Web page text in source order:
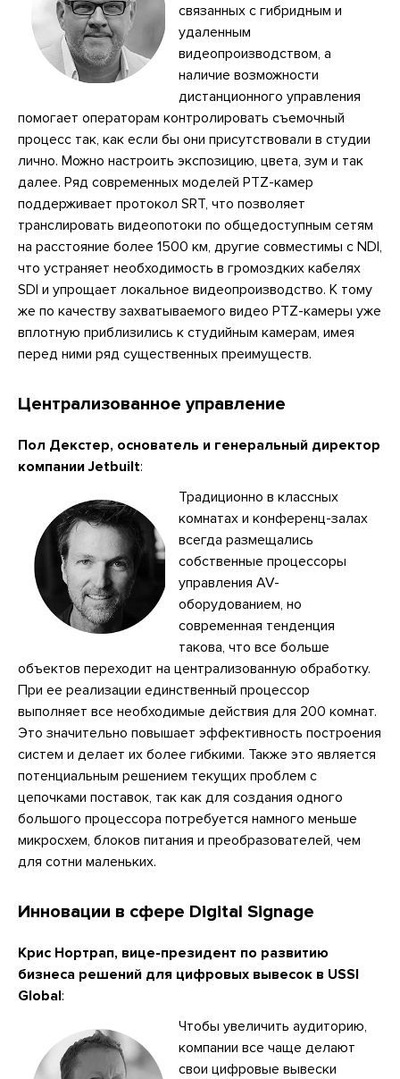
связанных с гибридным и
удаленным
видеопроизводством, а
наличие возможности
дистанционного управления
помогает операторам контролировать съемочный
процесс так, как если бы они присутствовали в студии
лично. Можно настроить экспозицию, цвета, зум и так
далее. Ряд современных моделей PTZ-камер
поддерживает протокол SRT, что позволяет
транслировать видеопотоки по общедоступным сетям
на расстояние более 1500 км, другие совместимы с NDI,
что устраняет необходимость в громоздких кабелях
SDI и упрощает локальное видеопроизводство. К тому
же по качеству захватываемого видео PTZ-камеры уже
вплотную приблизились к студийным камерам, имея
перед ними ряд существенных преимуществ.
Централизованное управление
Пол Декстер, основатель и генеральный директор
компании Jetbuilt:
Традиционно в классных
комнатах и конференц-залах
всегда размещались
собственные процессоры
управления AV-
оборудованием, но
современная тенденция
такова, что все больше
объектов переходит на централизованную обработку.
При ее реализации единственный процессор
выполняет все необходимые действия для 200 комнат.
Это значительно повышает эффективность построения
систем и делает их более гибкими. Также это является
потенциальным решением текущих проблем с
цепочками поставок, так как для создания одного
большого процессора потребуется намного меньше
микросхем, блоков питания и преобразователей, чем
для сотни маленьких.
Инновации в сфере Digital Signage
Крис Нортрап, вице-президент по развитию
бизнеса решений для цифровых вывесок в USSI
Global:
Чтобы увеличить аудиторию,
компании все чаще делают
свои цифровые вывески